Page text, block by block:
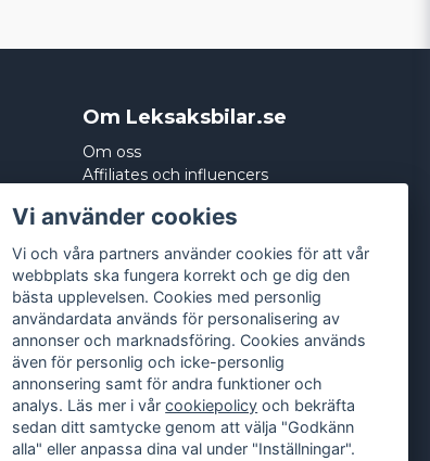
Om Leksaksbilar.se
Om oss
Affiliates och influencers
Integritetspolicy
Vi använder cookies
Vi och våra partners använder cookies för att vår
webbplats ska fungera korrekt och ge dig den
bästa upplevelsen. Cookies med personlig
användardata används för personalisering av
annonser och marknadsföring. Cookies används
även för personlig och icke-personlig
annonsering samt för andra funktioner och
analys. Läs mer i vårcookiepolicy och bekräfta
sedan ditt samtycke genom att välja "Godkänn
alla" eller anpassa dina val under "Inställningar".